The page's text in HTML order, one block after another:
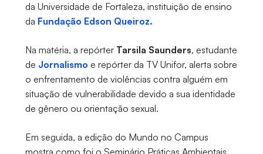
da Universidade de Fortaleza, instituição de ensino
da Fundação Edson Queiroz.
Na matéria, a repórter Tarsila Saunders, estudante
de Jornalismo e repórter da TV Unifor, alerta sobre
o enfrentamento de violências contra alguém em
situação de vulnerabilidade devido a sua identidade
de gênero ou orientação sexual.
Em seguida, a edição do Mundo no Campus